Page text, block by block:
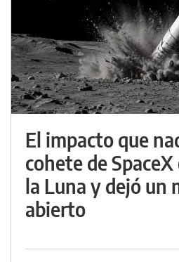
El impacto que
cohete de
la Luna y dejó un
abierto